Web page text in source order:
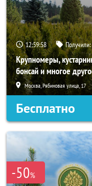
12:59:57 Получили:
Крупномеры,
бонсай и многое
Москва, Рябиновая улица, 17
Бесплатно
-50%